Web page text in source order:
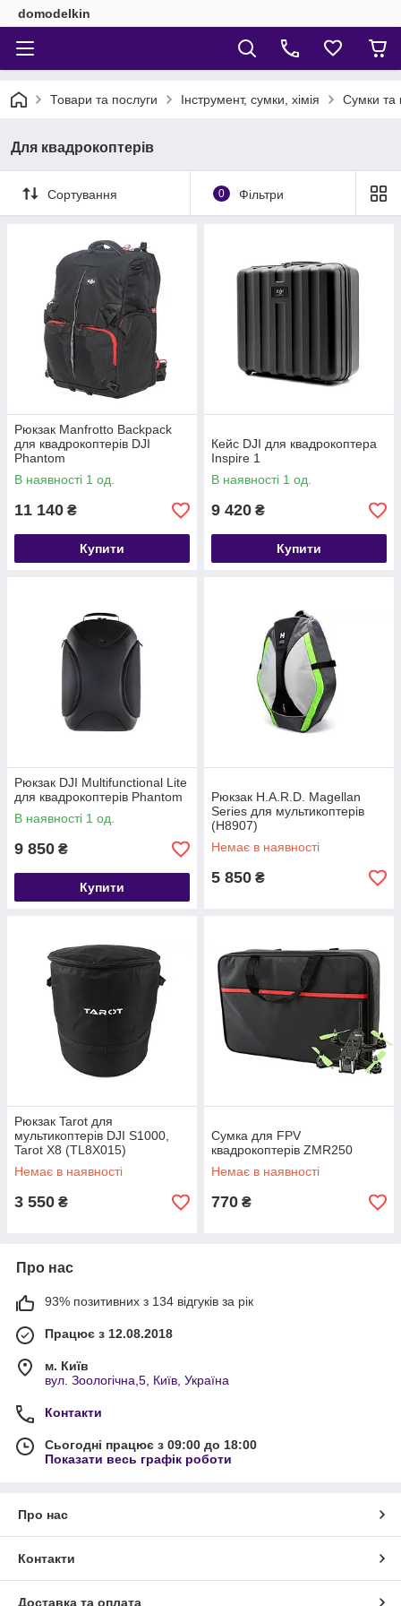
domodelkin
Товари та послуги Інструмент, сумки, хімія Сумки та
Для квадрокоптерів
Сортування 0 Фільтри
Рюкзак Manfrotto Backpack
для квадрокоптерів DJI
Phantom
В наявності 1 од.
11 140 ₴
Купити
Кейс DJI для квадрокоптера
Inspire 1
В наявності 1 од.
9 420 ₴
Купити
Рюкзак DJI Multifunctional Lite
для квадрокоптерів Phantom
В наявності 1 од.
9 850 ₴
Купити
Рюкзак H.A.R.D. Magellan
Series для мультикоптерів
(H8907)
Немає в наявності
5 850 ₴
Рюкзак Tarot для
мультикоптерів DJI S1000,
Tarot X8 (TL8X015)
Немає в наявності
3 550 ₴
Сумка для FPV
квадрокоптерів ZMR250
Немає в наявності
770 ₴
Про нас
93% позитивних з 134 відгуків за рік
Працює з 12.08.2018
м. Київ
вул. Зоологічна,5, Київ, Україна
Контакти
Сьогодні працює з 09:00 до 18:00
Показати весь графік роботи
Про нас
Контакти
Доставка та оплата